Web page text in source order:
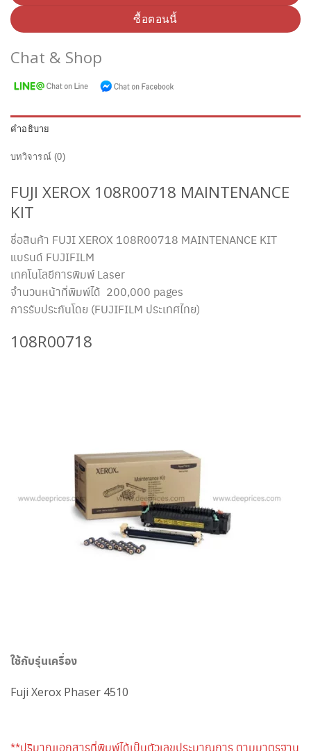
ซื้อตอนนี้
Chat & Shop
คำอธิบาย
บทวิจารณ์ (0)
FUJI XEROX 108R00718 MAINTENANCE
KIT
ชื่อสินค้า FUJI XEROX 108R00718 MAINTENANCE KIT
แบรนด์ FUJIFILM
เทคโนโลยีการพิมพ์ Laser
จำนวนหน้าที่พิมพ์ได้ 200,000 pages
การรับประกันโดย (FUJIFILM ประเทศไทย)
108R00718
ใช้กับรุ่นเครื่อง
Fuji Xerox Phaser 4510
**ปริมาณเอกสารที่พิมพ์ได้เป็นตัวเลขประมาณการ ตามมาตรฐาน